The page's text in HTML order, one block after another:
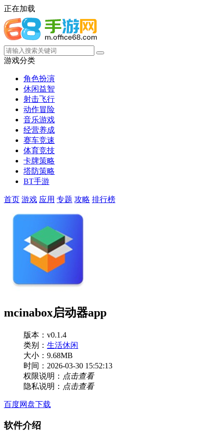
正在加载
游戏分类
角色扮演
休闲益智
射击飞行
动作冒险
音乐游戏
经营养成
赛车竞速
体育竞技
卡牌策略
塔防策略
BT手游
首页 游戏 应用 专题 攻略 排行榜
mcinabox启动器app
版本：v0.1.4
类别： 生活休闲
大小：9.68MB
时间：2026-03-30 15:52:13
权限说明： 点击查看
隐私说明： 点击查看
百度网盘下载
软件介绍